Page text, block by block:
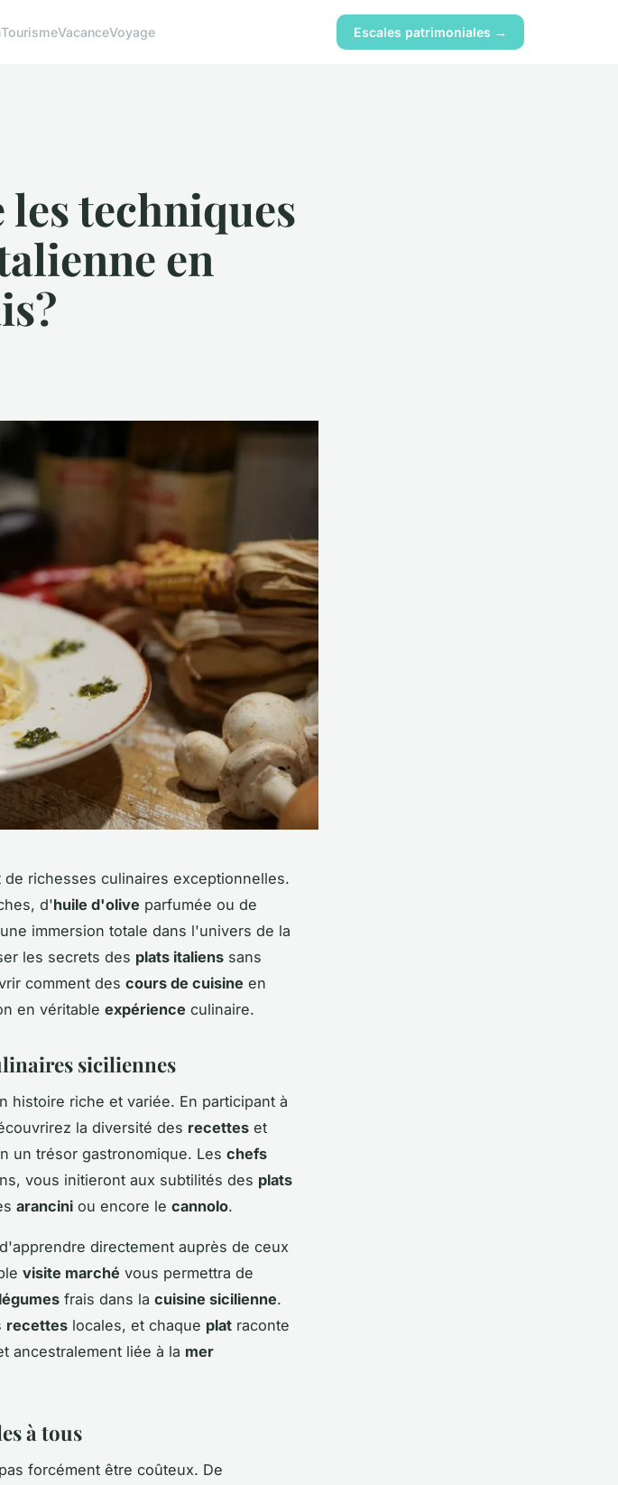
TourismeVacanceVoyage Escales patrimoniales →
techniques
en
richesses culinaires exceptionnelles.
d'huile d'olive parfumée ou de
immersion totale dans l'univers de la
les secrets des plats italiens sans
comment des cours de cuisine en
en véritable expérience culinaire.
siciliennes
histoire riche et variée. En participant à
la diversité des recettes et
un trésor gastronomique. Les chefs
vous initieront aux subtilités des plats
arancini ou encore le cannolo.
directement auprès de ceux
visite marché vous permettra de
frais dans la cuisine sicilienne.
recettes locales, et chaque plat raconte
ancestralement liée à la mer
à tous
forcément être coûteux. De